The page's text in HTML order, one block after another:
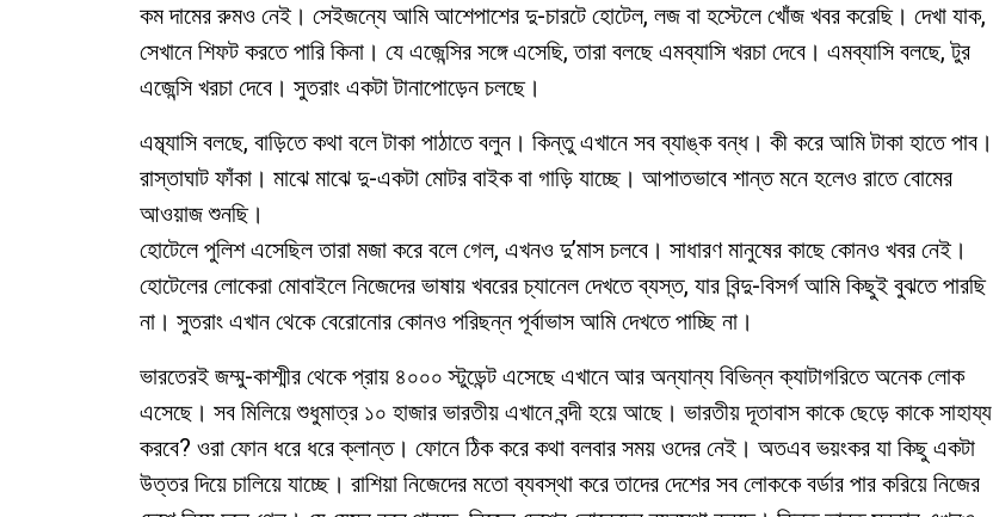
কম দামের রুমও নেই। সেইজন্যে আমি আশেপাশের দু-চারটে হোটেল, লজ বা হস্টেলে খোঁজ খবর করেছি। দেখা যাক,
সেখানে শিফট করতে পারি কিনা। যে এজেন্সির সঙ্গে এসেছি, তারা বলছে এমব্যাসি খরচা দেবে। এমব্যাসি বলছে, টুর
এজেন্সি খরচা দেবে। সুতরাং একটা টানাপোড়েন চলছে।
এম্ব্যাসি বলছে, বাড়িতে কথা বলে টাকা পাঠাতে বলুন। কিন্তু এখানে সব ব্যাঙ্ক বন্ধ। কী করে আমি টাকা হাতে পাব।
রাস্তাঘাট ফাঁকা। মাঝে মাঝে দু-একটা মোটর বাইক বা গাড়ি যাচ্ছে। আপাতভাবে শান্ত মনে হলেও রাতে বোমের
আওয়াজ শুনছি।
হোটেলে পুলিশ এসেছিল তারা মজা করে বলে গেল, এখনও দু’মাস চলবে। সাধারণ মানুষের কাছে কোনও খবর নেই।
হোটেলের লোকেরা মোবাইলে নিজেদের ভাষায় খবরের চ্যানেল দেখতে ব্যস্ত, যার বিন্দু-বিসর্গ আমি কিছুই বুঝতে পারছি
না। সুতরাং এখান থেকে বেরোনোর কোনও পরিছন্ন পূর্বাভাস আমি দেখতে পাচ্ছি না।
ভারতেরই জম্মু-কাশ্মীর থেকে প্রায় ৪০০০ স্টুডেন্ট এসেছে এখানে আর অন্যান্য বিভিন্ন ক্যাটাগরিতে অনেক লোক
এসেছে। সব মিলিয়ে শুধুমাত্র ১০ হাজার ভারতীয় এখানে বন্দী হয়ে আছে। ভারতীয় দূতাবাস কাকে ছেড়ে কাকে সাহায্য
করবে? ওরা ফোন ধরে ধরে ক্লান্ত। ফোনে ঠিক করে কথা বলবার সময় ওদের নেই। অতএব ভয়ংকর যা কিছু একটা
উত্তর দিয়ে চালিয়ে যাচ্ছে। রাশিয়া নিজেদের মতো ব্যবস্থা করে তাদের দেশের সব লোককে বর্ডার পার করিয়ে নিজের